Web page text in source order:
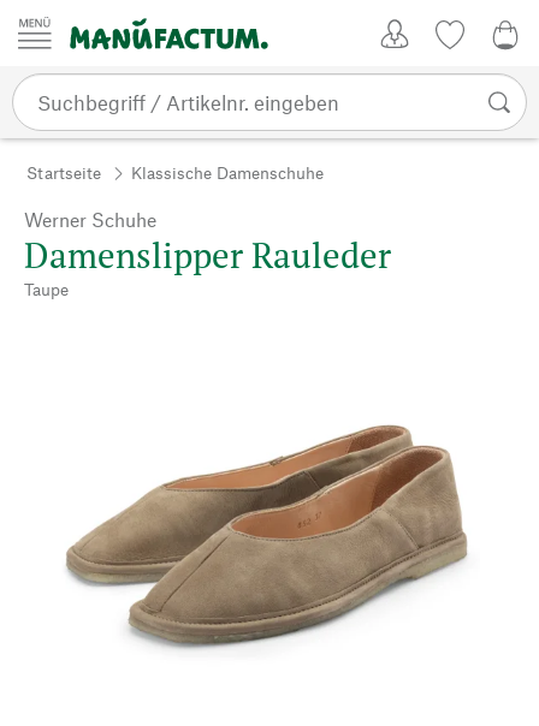
Zum Inhalt springen
Startseite Klassische Damenschuhe
Werner Schuhe
Damenslipper Rauleder
Taupe